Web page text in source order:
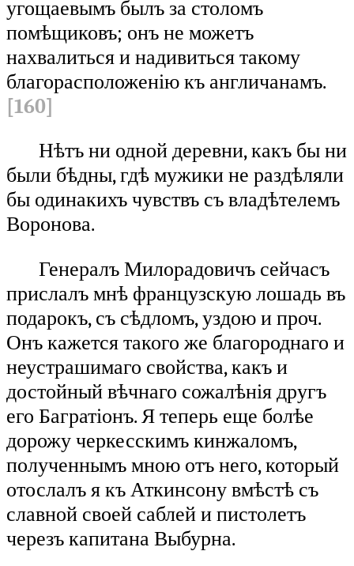
угощаевымъ былъ за столомъ
помѣщиковъ; онъ не можетъ
нахвалиться и надивиться такому
благорасположенію къ англичанамъ.
[160]
Нѣтъ ни одной деревни, какъ бы ни
были бѣдны, гдѣ мужики не раздѣляли
бы одинакихъ чувствъ съ владѣтелемъ
Воронова.
Генералъ Милорадовичъ сейчасъ
прислалъ мнѣ французскую лошадь въ
подарокъ, съ сѣдломъ, уздою и проч.
Онъ кажется такого же благороднаго и
неустрашимаго свойства, какъ и
достойный вѣчнаго сожалѣнія другъ
его Багратіонъ. Я теперь еще болѣе
дорожу черкесскимъ кинжаломъ,
полученнымъ мною отъ него, который
отослалъ я къ Аткинсону вмѣстѣ съ
славной своей саблей и пистолетъ
черезъ капитана Выбурна.